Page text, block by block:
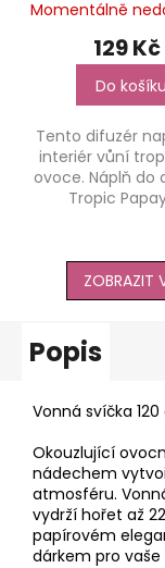
Momentálně
129 Kč
Do košíku
Tento difuzér
interiér vůní
ovoce. Náplň do
Tropic
ZOBRAZIT
Popis
Vonná svíčka
Okouzlující
nádechem
atmosféru.
vydrží hořet až
papírovém
dárkem pro vaše